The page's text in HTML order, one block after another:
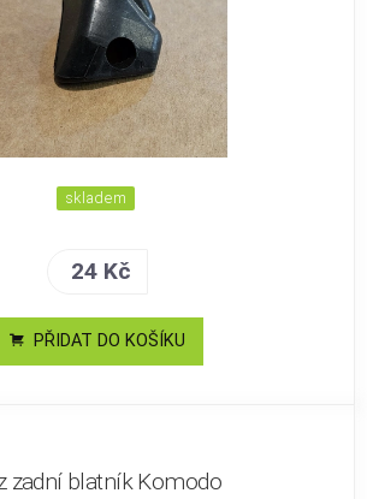
skladem
24 Kč
PŘIDAT DO KOŠÍKU
zadní blatník Komodo